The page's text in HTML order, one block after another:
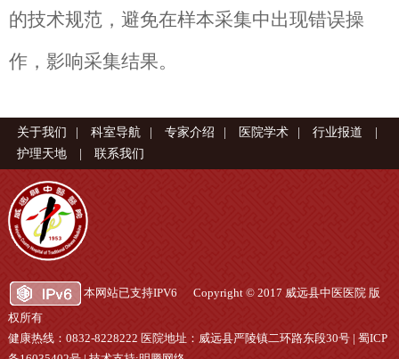
的技术规范，避免在样本采集中出现错误操
作，影响采集结果。
关于我们 | 科室导航 | 专家介绍 | 医院学术 | 行业报道
|
护理天地
| 联系我们
本网站已支持IPV6 Copyright © 2017 威远县中医医院 版
权所有
健康热线：0832-8228222 医院地址：威远县严陵镇二环路东段30号 | 蜀ICP